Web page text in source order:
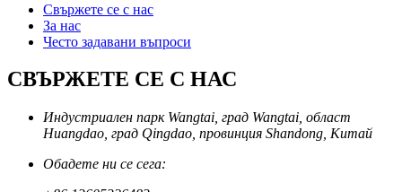
Свържете се с нас
За нас
Често задавани въпроси
СВЪРЖЕТЕ СЕ С НАС
Индустриален парк Wangtai, град Wangtai, област
Huangdao, град Qingdao, провинция Shandong, Китай
Обадете ни се сега: